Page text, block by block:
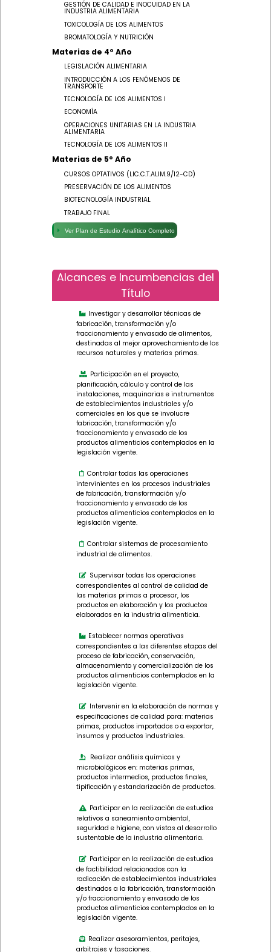
GESTIÓN DE CALIDAD E INOCUIDAD EN LA
INDUSTRIA ALIMENTARIA
TOXICOLOGÍA DE LOS ALIMENTOS
BROMATOLOGÍA Y NUTRICIÓN
Materias de 4º Año
LEGISLACIÓN ALIMENTARIA
INTRODUCCIÓN A LOS FENÓMENOS DE
TRANSPORTE
TECNOLOGÍA DE LOS ALIMENTOS I
ECONOMÍA
OPERACIONES UNITARIAS EN LA INDUSTRIA
ALIMENTARIA
TECNOLOGÍA DE LOS ALIMENTOS II
Materias de 5º Año
CURSOS OPTATIVOS (LIC.C.T.ALIM.9/12-CD)
PRESERVACIÓN DE LOS ALIMENTOS
BIOTECNOLOGÍA INDUSTRIAL
TRABAJO FINAL
Ver Plan de Estudio Analítico Completo
Alcances e Incumbencias del
Título
Investigar y desarrollar técnicas de
fabricación, transformación y/o
fraccionamiento y envasado de alimentos,
destinadas al mejor aprovechamiento de los
recursos naturales y materias primas.
Participación en el proyecto,
planificación, cálculo y control de las
instalaciones, maquinarias e instrumentos
de establecimientos industriales y/o
comerciales en los que se involucre
fabricación, transformación y/o
fraccionamiento y envasado de los
productos alimenticios contemplados en la
legislación vigente.
Controlar todas las operaciones
intervinientes en los procesos industriales
de fabricación, transformación y/o
fraccionamiento y envasado de los
productos alimenticios contemplados en la
legislación vigente.
Controlar sistemas de procesamiento
industrial de alimentos.
Supervisar todas las operaciones
correspondientes al control de calidad de
las materias primas a procesar, los
productos en elaboración y los productos
elaborados en la industria alimenticia.
Establecer normas operativas
correspondientes a las diferentes etapas del
proceso de fabricación, conservación,
almacenamiento y comercialización de los
productos alimenticios contemplados en la
legislación vigente.
Intervenir en la elaboración de normas y
especificaciones de calidad para: materias
primas, productos importados o a exportar,
insumos y productos industriales.
Realizar análisis químicos y
microbiológicos en: materias primas,
productos intermedios, productos finales,
tipificación y estandarización de productos.
Participar en la realización de estudios
relativos a saneamiento ambiental,
seguridad e higiene, con vistas al desarrollo
sustentable de la industria alimentaria.
Participar en la realización de estudios
de factibilidad relacionados con la
radicación de establecimientos industriales
destinados a la fabricación, transformación
y/o fraccionamiento y envasado de los
productos alimenticios contemplados en la
legislación vigente.
Realizar asesoramientos, peritajes,
arbitrajes y tasaciones.